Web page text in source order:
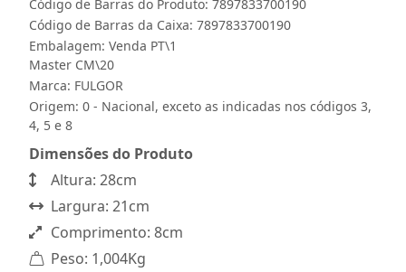
Código de Barras do Produto: 7897833700190
Código de Barras da Caixa: 7897833700190
Embalagem: Venda PT\1
Master CM\20
Marca: FULGOR
Origem: 0 - Nacional, exceto as indicadas nos códigos 3,
4, 5 e 8
Dimensões do Produto
Altura: 28cm
Largura: 21cm
Comprimento: 8cm
Peso: 1,004Kg